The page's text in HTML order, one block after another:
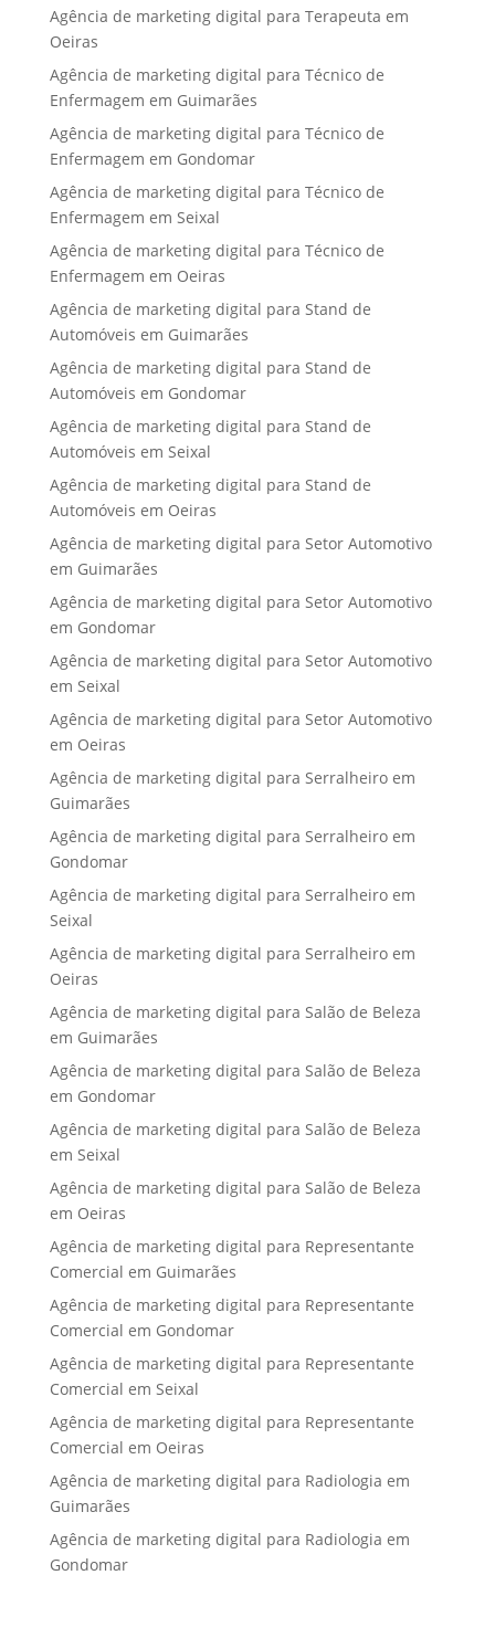
Agência de marketing digital para Terapeuta em
Oeiras
Agência de marketing digital para Técnico de
Enfermagem em Guimarães
Agência de marketing digital para Técnico de
Enfermagem em Gondomar
Agência de marketing digital para Técnico de
Enfermagem em Seixal
Agência de marketing digital para Técnico de
Enfermagem em Oeiras
Agência de marketing digital para Stand de
Automóveis em Guimarães
Agência de marketing digital para Stand de
Automóveis em Gondomar
Agência de marketing digital para Stand de
Automóveis em Seixal
Agência de marketing digital para Stand de
Automóveis em Oeiras
Agência de marketing digital para Setor Automotivo
em Guimarães
Agência de marketing digital para Setor Automotivo
em Gondomar
Agência de marketing digital para Setor Automotivo
em Seixal
Agência de marketing digital para Setor Automotivo
em Oeiras
Agência de marketing digital para Serralheiro em
Guimarães
Agência de marketing digital para Serralheiro em
Gondomar
Agência de marketing digital para Serralheiro em
Seixal
Agência de marketing digital para Serralheiro em
Oeiras
Agência de marketing digital para Salão de Beleza
em Guimarães
Agência de marketing digital para Salão de Beleza
em Gondomar
Agência de marketing digital para Salão de Beleza
em Seixal
Agência de marketing digital para Salão de Beleza
em Oeiras
Agência de marketing digital para Representante
Comercial em Guimarães
Agência de marketing digital para Representante
Comercial em Gondomar
Agência de marketing digital para Representante
Comercial em Seixal
Agência de marketing digital para Representante
Comercial em Oeiras
Agência de marketing digital para Radiologia em
Guimarães
Agência de marketing digital para Radiologia em
Gondomar